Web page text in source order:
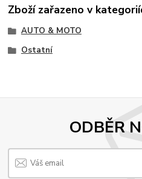
Zboží zařazeno v
AUTO & MOTO
Ostatní
ODBĚR